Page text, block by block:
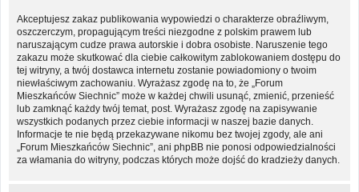
Akceptujesz zakaz publikowania wypowiedzi o charakterze obraźliwym,
oszczerczym, propagującym treści niezgodne z polskim prawem lub
naruszającym cudze prawa autorskie i dobra osobiste. Naruszenie tego
zakazu może skutkować dla ciebie całkowitym zablokowaniem dostępu do
tej witryny, a twój dostawca internetu zostanie powiadomiony o twoim
niewłaściwym zachowaniu. Wyrażasz zgodę na to, że „Forum
Mieszkańców Siechnic” może w każdej chwili usunąć, zmienić, przenieść
lub zamknąć każdy twój temat, post. Wyrażasz zgodę na zapisywanie
wszystkich podanych przez ciebie informacji w naszej bazie danych.
Informacje te nie będą przekazywane nikomu bez twojej zgody, ale ani
„Forum Mieszkańców Siechnic”, ani phpBB nie ponosi odpowiedzialności
za włamania do witryny, podczas których może dojść do kradzieży danych.